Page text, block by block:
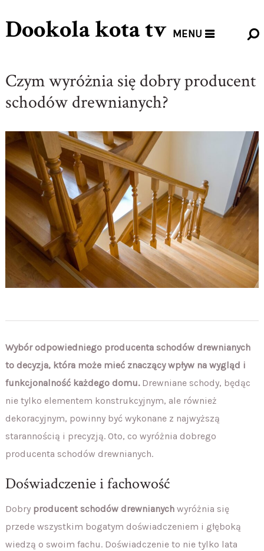
Dookola kota tv MENU
Czym wyróżnia się dobry producent
schodów drewnianych?
Wybór odpowiedniego producenta schodów drewnianych
to decyzja, która może mieć znaczący wpływ na wygląd i
funkcjonalność każdego domu.Drewniane schody, będąc
nie tylko elementem konstrukcyjnym, ale również
dekoracyjnym, powinny być wykonane z najwyższą
starannością i precyzją. Oto, co wyróżnia dobrego
producenta schodów drewnianych.
Doświadczenie i fachowość
Dobry producent schodów drewnianychwyróżnia się
przede wszystkim bogatym doświadczeniem i głęboką
wiedzą o swoim fachu. Doświadczenie to nie tylko lata